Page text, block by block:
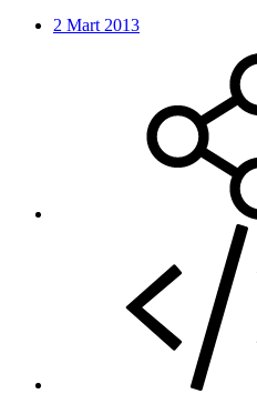
2 Mart 2013